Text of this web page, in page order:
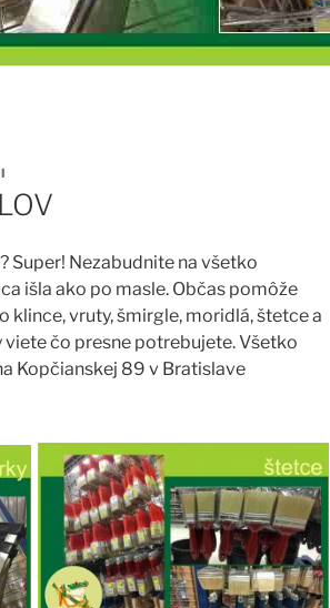
Super! Nezabudnite na všetko
išla ako po masle. Občas pomôže
vruty, šmirgle, moridlá, štetce a
čo presne potrebujete. Všetko
Kopčianskej 89 v Bratislave